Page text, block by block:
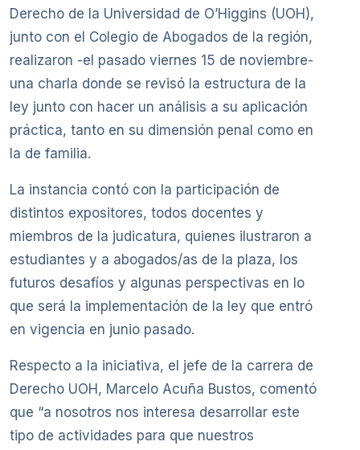
Derecho de la Universidad de O’Higgins (UOH),
junto con el Colegio de Abogados de la región,
realizaron -el pasado viernes 15 de noviembre-
una charla donde se revisó la estructura de la
ley junto con hacer un análisis a su aplicación
práctica, tanto en su dimensión penal como en
la de familia.
La instancia contó con la participación de
distintos expositores, todos docentes y
miembros de la judicatura, quienes ilustraron a
estudiantes y a abogados/as de la plaza, los
futuros desafíos y algunas perspectivas en lo
que será la implementación de la ley que entró
en vigencia en junio pasado.
Respecto a la iniciativa, el jefe de la carrera de
Derecho UOH, Marcelo Acuña Bustos, comentó
que “a nosotros nos interesa desarrollar este
tipo de actividades para que nuestros